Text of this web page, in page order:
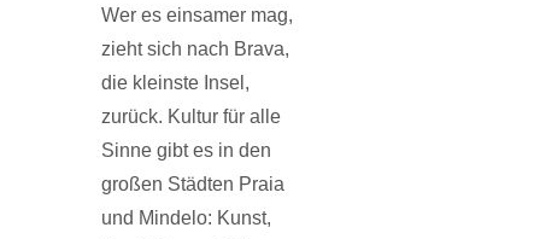
Wer es einsamer mag,
zieht sich nach Brava,
die kleinste Insel,
zurück. Kultur für alle
Sinne gibt es in den
großen Städten Praia
und Mindelo: Kunst,